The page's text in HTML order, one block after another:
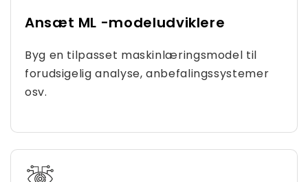
Ansæt ML -modeludviklere
Byg en tilpasset maskinlæringsmodel til
forudsigelig analyse, anbefalingssystemer
osv.